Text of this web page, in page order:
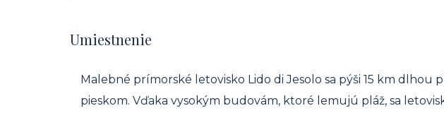
Umiestnenie
Malebné prímorské letovisko Lido di Jesolo sa pýši 15 km dlhou
pieskom. Vďaka vysokým budovám, ktoré lemujú pláž, sa